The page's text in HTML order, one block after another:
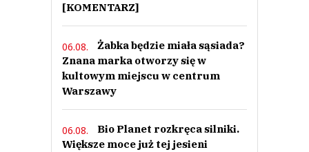
[KOMENTARZ]
06.08.
Żabka będzie miała sąsiada?
Znana marka otworzy się w
kultowym miejscu w centrum
Warszawy
06.08.
Bio Planet rozkręca silniki.
Większe moce już tej jesieni